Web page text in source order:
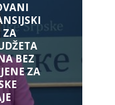
ZA
BEZ
ZA